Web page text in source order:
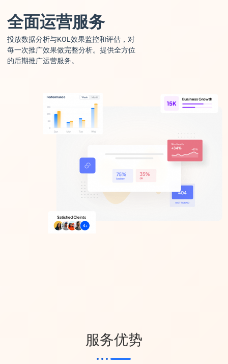
全面运营服务
投放数据分析与KOL效果监控和评估，对
每一次推广效果做完整分析。提供全方位
的后期推广运营服务。
服务优势